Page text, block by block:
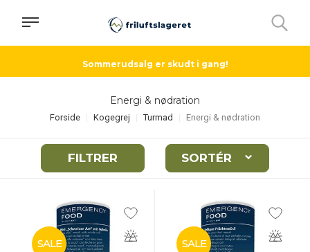
Sommerudsalg er skudt i gang!
Energi & nødration
Forside Kogegrej Turmad Energi & nødration
FILTRER SORTÉR
SALE SALE